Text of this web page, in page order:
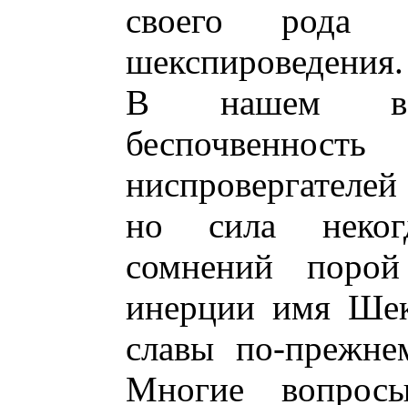
своего рода
шекспироведения.
В нашем
но сила
сомнений
инерции имя
славы по-
Многие